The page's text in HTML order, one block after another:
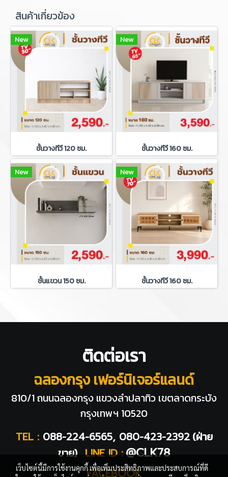
สินค้าเกี่ยวข้อง
New
ชั้นวางทีวี 120 ซม.
New
ชั้นวางทีวี 160 ซม.
New
ชั้นแขวน 150 ซม.
New
ชั้นวางทีวี 160 ซม.
ติดต่อเรา
ฉลองกรุง เฟอร์นิเจอร์แลนด์
810/1 ถนนฉลองกรุง แขวงลำปลาทิว เขตลาดกระบัง
กรุงเทพฯ 10520
TEL : 088-224-6565, 080-423-2392 (ฝ่าย
ขาย) LINE ID : @CLK78
FACEBOOK
เว็บไซต์นี้มีการใช้งานคุกกี้ เพื่อเพิ่มประสิทธิภาพและประสบการณ์ที่ดี